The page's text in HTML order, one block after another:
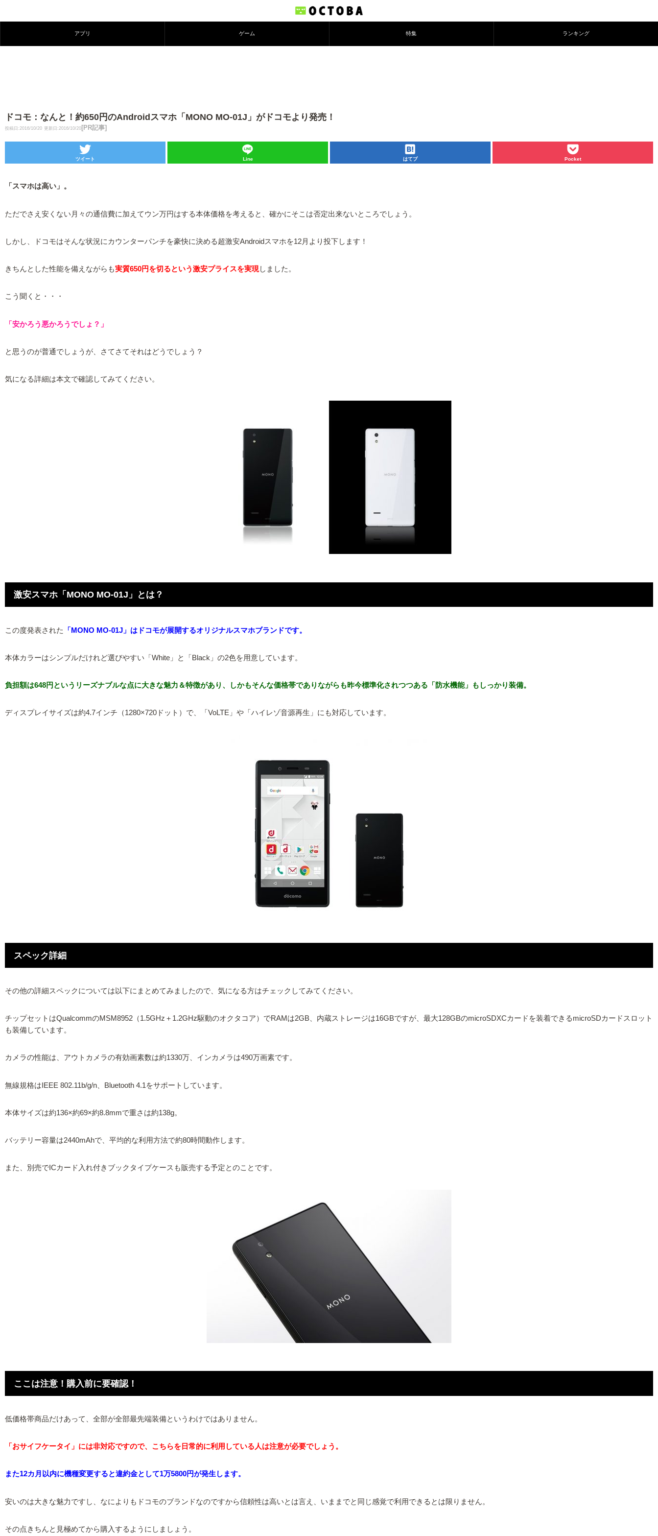
アプリ ゲーム 特集 ランキング
ドコモ：なんと！約650円のAndroidスマホ「MONO MO-01J」がドコモより発売！
投稿日:2016/10/20 更新日:2016/10/20 [PR記事]
ツイート Line はてブ Pocket
「スマホは高い」。
ただでさえ安くない月々の通信費に加えてウン万円はする本体価格を考えると、確かにそこは否定出来ないところでしょう。
しかし、ドコモはそんな状況にカウンターパンチを豪快に決める超激安Androidスマホを12月より投下します！
きちんとした性能を備えながらも実質650円を切るという激安プライスを実現しました。
こう聞くと・・・
「安かろう悪かろうでしょ？」
と思うのが普通でしょうが、さてさてそれはどうでしょう？
気になる詳細は本文で確認してみてください。
激安スマホ「MONO MO-01J」とは？
この度発表された 「MONO MO-01J」はドコモが展開するオリジナルスマホブランドです。
本体カラーはシンプルだけれど選びやすい「White」と「Black」の2色を用意しています。
負担額は648円というリーズナブルな点に大きな魅力＆特徴があり、しかもそんな価格帯でありながらも昨今標準化されつつある「防水機能」もしっかり装備。
ディスプレイサイズは約4.7インチ（1280×720ドット）で、「VoLTE」や「ハイレゾ音源再生」にも対応しています。
スペック詳細
その他の詳細スペックについては以下にまとめてみましたので、気になる方はチェックしてみてください。
チップセットはQualcommのMSM8952（1.5GHz＋1.2GHz駆動のオクタコア）でRAMは2GB、内蔵ストレージは16GBですが、最大128GBのmicroSDXCカードを装着できるmicroSDカードスロット
も装備しています。
カメラの性能は、アウトカメラの有効画素数は約1330万、インカメラは490万画素です。
無線規格はIEEE 802.11b/g/n、Bluetooth 4.1をサポートしています。
本体サイズは約136×約69×約8.8mmで重さは約138g。
バッテリー容量は2440mAhで、平均的な利用方法で約80時間動作します。
また、別売でICカード入れ付きブックタイプケースも販売する予定とのことです。
ここは注意！購入前に要確認！
低価格帯商品だけあって、全部が全部最先端装備というわけではありません。
「おサイフケータイ」には非対応ですので、こちらを日常的に利用している人は注意が必要でしょう。
また12カ月以内に機種変更すると違約金として1万5800円が発生します。
安いのは大きな魅力ですし、なによりもドコモのブランドなのですから信頼性は高いとは言え、いままでと同じ感覚で利用できるとは限りません。
その点きちんと見極めてから購入するようにしましょう。